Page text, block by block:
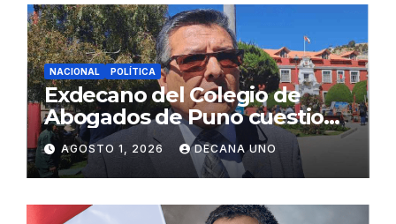
NACIONAL POLÍTICA
Exdecano del Colegio de
Abogados de Puno cuestiona
propuestas sobre seguridad
ciudadana
AGOSTO 1, 2026 DECANA UNO